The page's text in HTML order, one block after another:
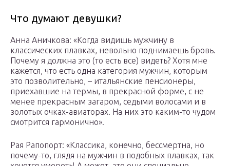
Что думают девушки?
Анна Аничкова: «Когда видишь мужчину в
классических плавках, невольно поднимаешь бровь.
Почему я должна это (то есть все) видеть? Хотя мне
кажется, что есть одна категория мужчин, которым
это позволительно, – итальянские пенсионеры,
приехавшие на термы, в прекрасной форме, с не
менее прекрасным загаром, седыми волосами и в
золотых очках-авиаторах. На них это каким-то чудом
смотрится гармонично».
Рая Рапопорт: «Классика, конечно, бессмертна, но
почему-то, глядя на мужчин в подобных плавках, так